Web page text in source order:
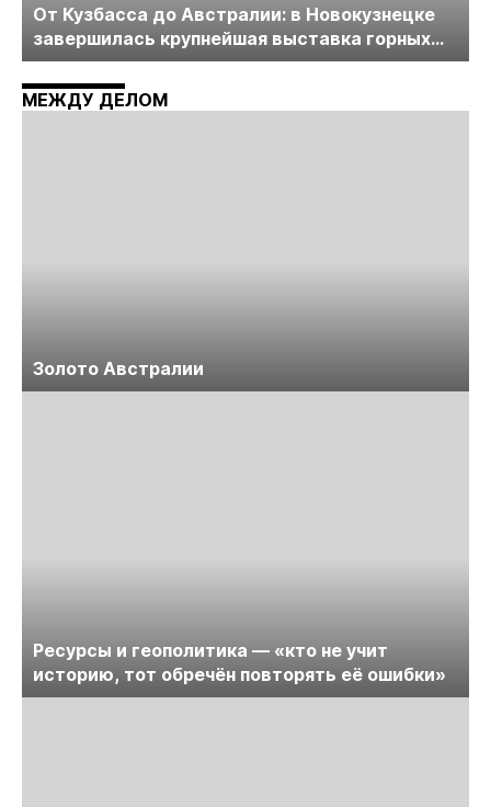
От Кузбасса до Австралии: в Новокузнецке
завершилась крупнейшая выставка горных
технологий «Недра России. Уголь России и
Майнинг»
МЕЖДУ ДЕЛОМ
Золото Австралии
Ресурсы и геополитика — «кто не учит
историю, тот обречён повторять её ошибки»